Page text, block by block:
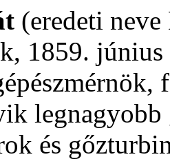
(eredeti
1859. június
legnagyobb
és